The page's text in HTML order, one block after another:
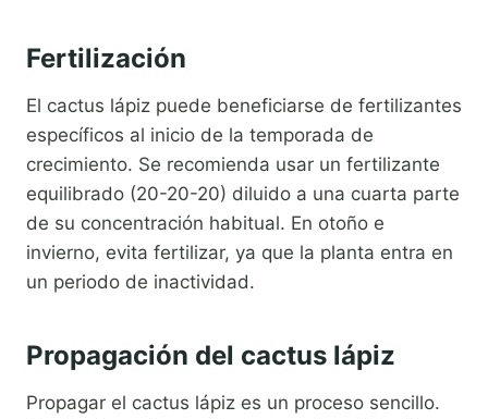
Fertilización
El cactus lápiz puede beneficiarse de fertilizantes
específicos al inicio de la temporada de
crecimiento. Se recomienda usar un fertilizante
equilibrado (20-20-20) diluido a una cuarta parte
de su concentración habitual. En otoño e
invierno, evita fertilizar, ya que la planta entra en
un periodo de inactividad.
Propagación del cactus lápiz
Propagar el cactus lápiz es un proceso sencillo.